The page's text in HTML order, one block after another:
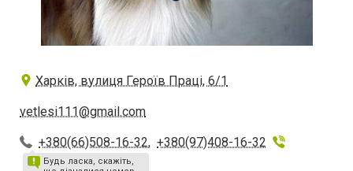
Харків, вулиця Героїв Праці, 6/1
vetlesi111@gmail.com
+380(66)508-16-32, +380(97)408-16-32
Будь ласка, скажіть,